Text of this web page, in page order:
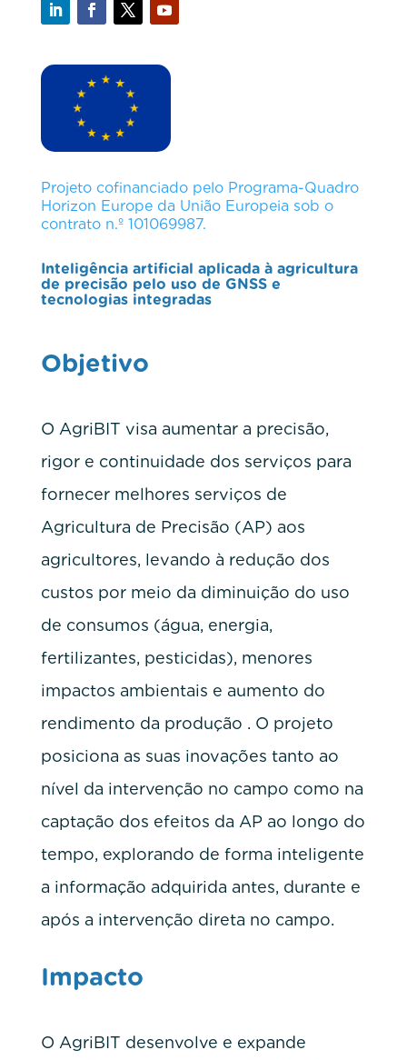
Projeto cofinanciado pelo Programa-Quadro
Horizon Europe da União Europeia sob o
contrato n.º 101069987.
Inteligência artificial aplicada à agricultura
de precisão pelo uso de GNSS e
tecnologias integradas
Objetivo
O AgriBIT visa aumentar a precisão,
rigor e continuidade dos serviços para
fornecer melhores serviços de
Agricultura de Precisão (AP) aos
agricultores, levando à redução dos
custos por meio da diminuição do uso
de consumos (água, energia,
fertilizantes, pesticidas), menores
impactos ambientais e aumento do
rendimento da produção . O projeto
posiciona as suas inovações tanto ao
nível da intervenção no campo como na
captação dos efeitos da AP ao longo do
tempo, explorando de forma inteligente
a informação adquirida antes, durante e
após a intervenção direta no campo.
Impacto
O AgriBIT desenvolve e expande